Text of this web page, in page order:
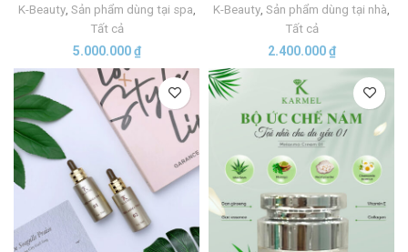
K-Beauty, Sản phẩm dùng tại spa
Tất cả
5.000.000₫
K-Beauty Sản phẩm dùng tại nhà
Tất cả
2.400.000₫